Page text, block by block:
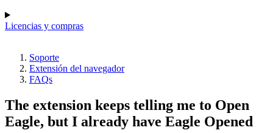
Licencias y compras
Soporte
Extensión del navegador
FAQs
The extension keeps telling me to Open
Eagle, but I already have Eagle Opened